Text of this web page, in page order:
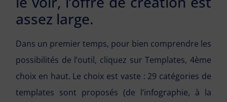
assez large.
Dans un premier temps, pour bien comprendre les
possibilités de l’outil, cliquez sur Templates, 4ème
choix en haut. Le choix est vaste : 29 catégories de
templates sont proposés (de l’infographie, à la